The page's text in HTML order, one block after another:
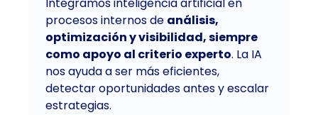
Integramos inteligencia artificial en
procesos internos de análisis,
optimización y visibilidad, siempre
como apoyo al criterio experto. La IA
nos ayuda a ser más eficientes,
detectar oportunidades antes y escalar
estrategias.